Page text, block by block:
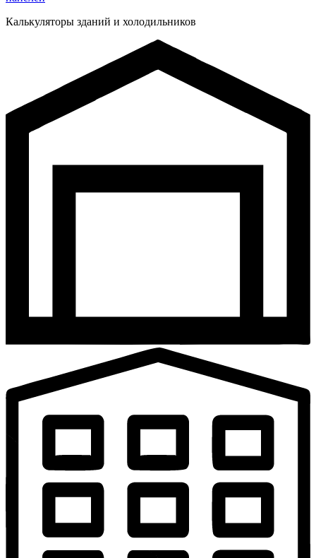
Калькуляторы зданий и холодильников